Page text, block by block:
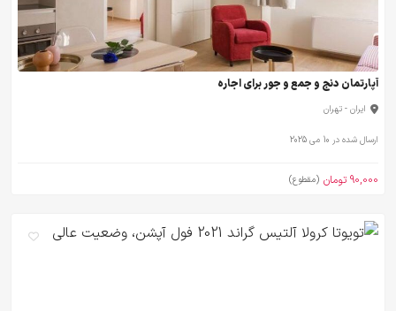
آپارتمان دنج و جمع و جور برای اجاره
ایران - تهران
ارسال شده در 10 می 2025
90,000 تومان (مقطوع)